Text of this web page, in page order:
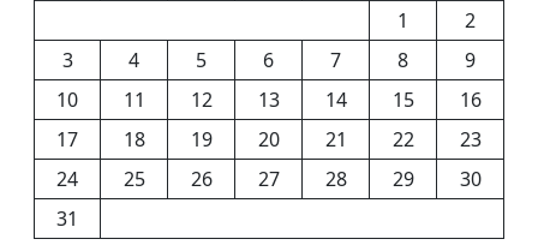
1
2
3
4 5 6 7 8
9
10
11 12 13 14 15
16
17
18 19 20 21 22
23
24
25 26 27 28 29
30
31